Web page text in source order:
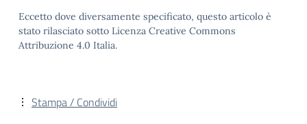
Eccetto dove diversamente specificato, questo articolo è
stato rilasciato sotto Licenza Creative Commons
Attribuzione 4.0 Italia.
Stampa / Condividi